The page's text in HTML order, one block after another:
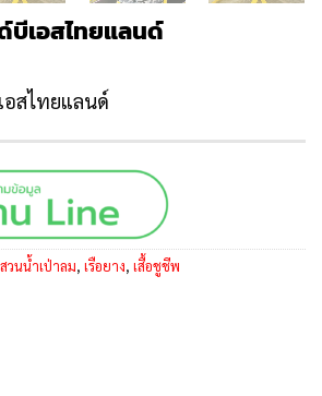
บีเอสไทยแลนด์
สไทยแลนด์
สวนน้ำเป่าลม, เรือยาง, เสื้อชูชีพ